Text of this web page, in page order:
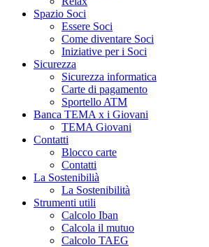
Spazio Soci
Essere Soci
Come diventare Soci
Iniziative per i Soci
Sicurezza
Sicurezza informatica
Carte di pagamento
Sportello ATM
Banca TEMA x i Giovani
TEMA Giovani
Contatti
Blocco carte
Contatti
La Sostenibilià
La Sostenibilità
Strumenti utili
Calcolo Iban
Calcola il mutuo
Calcolo TAEG